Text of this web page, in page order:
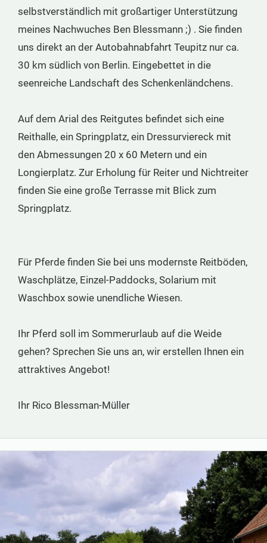
selbstverständlich mit großartiger Unterstützung
meines Nachwuches Ben Blessmann ;) . Sie finden
uns direkt an der Autobahnabfahrt Teupitz nur ca.
30 km südlich von Berlin. Eingebettet in die
seenreiche Landschaft des Schenkenländchens.
Auf dem Arial des Reitgutes befindet sich eine
Reithalle, ein Springplatz, ein Dressurviereck mit
den Abmessungen 20 x 60 Metern und ein
Longierplatz. Zur Erholung für Reiter und Nichtreiter
finden Sie eine große Terrasse mit Blick zum
Springplatz.
Für Pferde finden Sie bei uns modernste Reitböden,
Waschplätze, Einzel-Paddocks, Solarium mit
Waschbox sowie unendliche Wiesen.
Ihr Pferd soll im Sommerurlaub auf die Weide
gehen? Sprechen Sie uns an, wir erstellen Ihnen ein
attraktives Angebot!
Ihr Rico Blessman-Müller